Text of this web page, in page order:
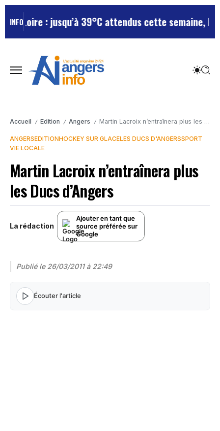
INFO
Loire : jusqu’à 39°C attendus cette semaine, le
Accueil / Edition / Angers / Martin Lacroix n’entraînera plus les Ducs d’Angers
ANGERSEDITIONHOCKEY SUR GLACELES DUCS D'ANGERSSPORT
VIE LOCALE
Martin Lacroix n’entraînera plus
les Ducs d’Angers
La rédaction
Ajouter en tant que
source préférée sur
Google
Publié le 26/03/2011 à 22:49
Écouter l'article